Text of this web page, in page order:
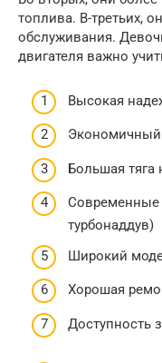
топлива. В-третьих,
обслуживания.
двигателя важно
Высокая
Экономичный
Большая тяга
Современные
турбонаддув)
Широкий
Хорошая
Доступность